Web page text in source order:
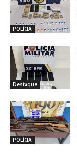
POLÍCIA
Destaque
POLÍCIA